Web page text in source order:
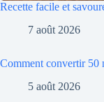
Recette facile et
7 août 2026
Comment convertir 50
5 août 2026